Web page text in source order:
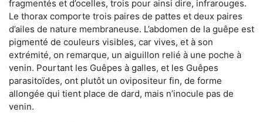
fragmentés et d’ocelles, trois pour ainsi dire, infrarouges.
Le thorax comporte trois paires de pattes et deux paires
d’ailes de nature membraneuse. L’abdomen de la guêpe est
pigmenté de couleurs visibles, car vives, et à son
extrémité, on remarque, un aiguillon relié à une poche à
venin. Pourtant les Guêpes à galles, et les Guêpes
parasitoïdes, ont plutôt un ovipositeur fin, de forme
allongée qui tient place de dard, mais n’inocule pas de
venin.